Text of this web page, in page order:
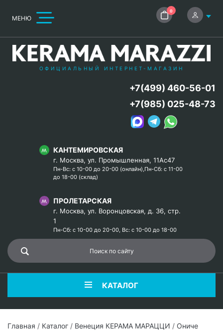
МЕНЮ
0
ОФИЦИАЛЬНЫЙ ИНТЕРНЕТ-МАГАЗИН
КАНТЕМИРОВСКАЯ
г. Москва, ул. Промышленная, 11Ас47
Пн-Вс: с 10-00 до 20-00 (онлайн),Пн-Сб: с 11-00
до 18-00 (склад)
ПРОЛЕТАРСКАЯ
г. Москва, ул. Воронцовская, д. 36, стр.
1
Пн-Сб: с 10-00 до 20-00, Вс: с 10-00 до 18-00
+7(499) 460-56-01
+7(985) 025-48-73
КАТАЛОГ
Главная / Каталог / Венеция КЕРАМА МАРАЦЦИ / Ониче